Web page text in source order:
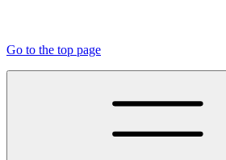
Go to the top page